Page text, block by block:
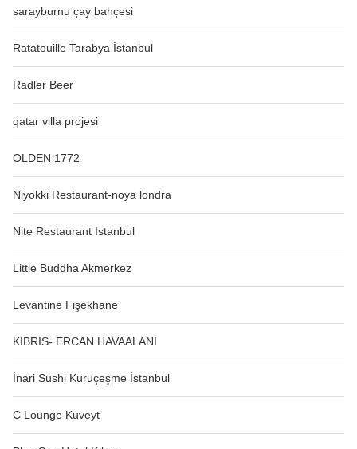
sarayburnu çay bahçesi
Ratatouille Tarabya İstanbul
Radler Beer
qatar villa projesi
OLDEN 1772
Niyokki Restaurant-noya londra
Nite Restaurant İstanbul
Little Buddha Akmerkez
Levantine Fişekhane
KIBRIS- ERCAN HAVAALANI
İnari Sushi Kuruçeşme İstanbul
C Lounge Kuveyt